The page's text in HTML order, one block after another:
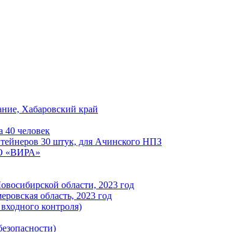
Хабаровский край
человек
30 штук, для Ачинского НПЗ
«ВИРА»
области, 2023 год
область, 2023 год
контроля)